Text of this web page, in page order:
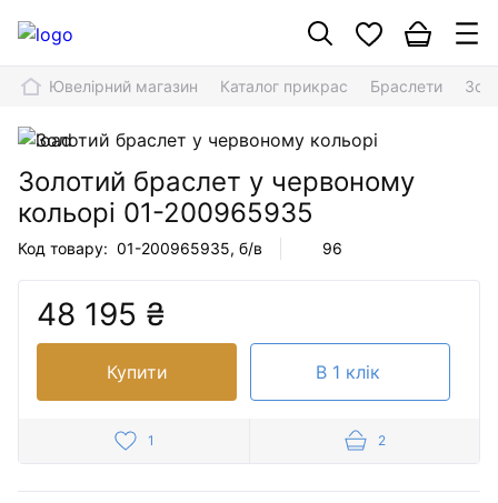
Ювелірний магазин Каталог прикрас Браслети
Золотий браслет у червоному
кольорі 01-200965935
Код товару: 01-200965935, б/в 96
48 195 ₴
Купити В 1 клік
1 2